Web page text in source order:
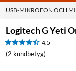
USB-MIKROFON OCH
Logitech G Yeti
4.5
(2 kundbetyg)